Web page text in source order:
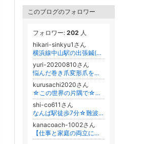
このブログのフォロワー
フォロワー: 202 人
hikari-sinkyu1さん
横浜線中山駅の出張鍼(はり・ハリ)治療！寝たきりの方が元気になる「ひかりが丘鍼灸院」
yuri-20200810さん
悩んだ巻き爪変形爪をに施術とカウンセリングで安心して通えるサロン【ネイルケアゆり】のブログ
kurusachi2020さん
☆この世界の片隅で☆ 〜くるさちの新人結婚相談所仲人・手相鑑定士の奮闘記〜
shi-co611さん
なんば駅徒歩7分☆難波ネイルサロンマーリエ・スクール・ネイルチップ
kanacoach-1002さん
【仕事と家庭の両立に悩むワーキングマザー、ママネイリストさんの為の揺るぎない心の土台作り】